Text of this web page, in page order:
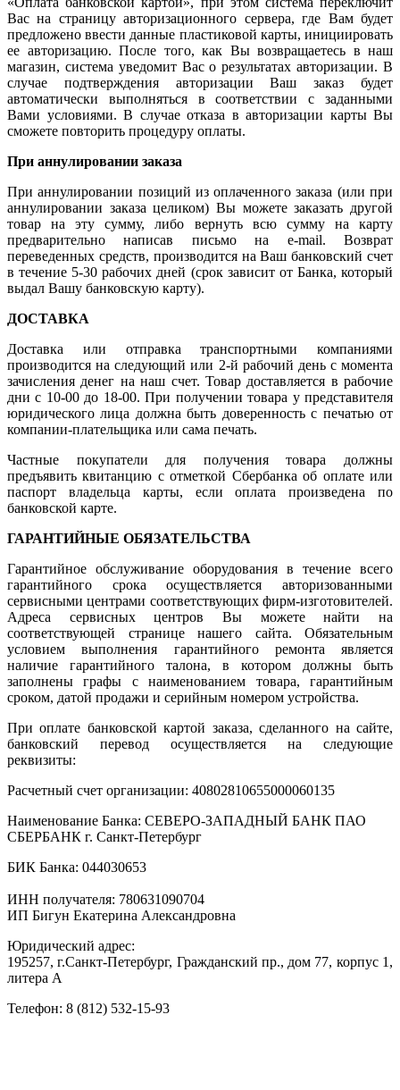
Вас на страницу авторизационного сервера, где Вам будет
предложено ввести данные пластиковой карты, инициировать
ее авторизацию. После того, как Вы возвращаетесь в наш
магазин, система уведомит Вас о результатах авторизации. В
случае подтверждения авторизации Ваш заказ будет
автоматически выполняться в соответствии с заданными
Вами условиями. В случае отказа в авторизации карты Вы
сможете повторить процедуру оплаты.
При аннулировании заказа
При аннулировании позиций из оплаченного заказа (или при
аннулировании заказа целиком) Вы можете заказать другой
товар на эту сумму, либо вернуть всю сумму на карту
предварительно написав письмо на e-mail. Возврат
переведенных средств, производится на Ваш банковский счет
в течение 5-30 рабочих дней (срок зависит от Банка, который
выдал Вашу банковскую карту).
ДОСТАВКА
Доставка или отправка транспортными компаниями
производится на следующий или 2-й рабочий день с момента
зачисления денег на наш счет. Товар доставляется в рабочие
дни с 10-00 до 18-00. При получении товара у представителя
юридического лица должна быть доверенность с печатью от
компании-плательщика или сама печать.
Частные покупатели для получения товара должны
предъявить квитанцию с отметкой Сбербанка об оплате или
паспорт владельца карты, если оплата произведена по
банковской карте.
ГАРАНТИЙНЫЕ ОБЯЗАТЕЛЬСТВА
Гарантийное обслуживание оборудования в течение всего
гарантийного срока осуществляется авторизованными
сервисными центрами соответствующих фирм-изготовителей.
Адреса сервисных центров Вы можете найти на
соответствующей странице нашего сайта. Обязательным
условием выполнения гарантийного ремонта является
наличие гарантийного талона, в котором должны быть
заполнены графы с наименованием товара, гарантийным
сроком, датой продажи и серийным номером устройства.
При оплате банковской картой заказа, сделанного на сайте,
банковский перевод осуществляется на следующие
реквизиты:
Расчетный счет организации: 40802810655000060135
Наименование Банка: СЕВЕРО-ЗАПАДНЫЙ БАНК ПАО
СБЕРБАНК г. Санкт-Петербург
БИК Банка: 044030653
ИНН получателя: 780631090704
ИП Бигун Екатерина Александровна
Юридический адрес:
195257, г.Санкт-Петербург, Гражданский пр., дом 77, корпус 1,
литера А
Телефон: 8 (812) 532-15-93